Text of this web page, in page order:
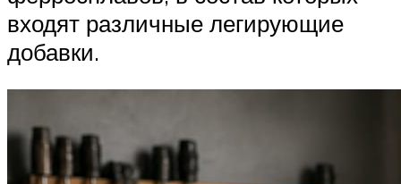
входят различные легирующие
добавки.